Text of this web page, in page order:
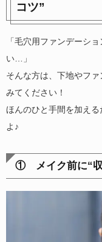
コツ”
「毛穴用ファンデーシ
い…」
そんな方は、下地やフ
みてください！
ほんのひと手間を加え
よ♪
① メイク前に“収